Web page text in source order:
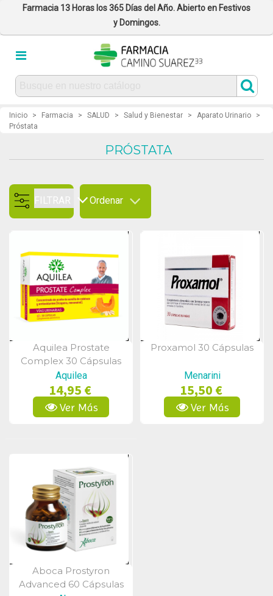
Farmacia 13 Horas los 365 Días del Año. Abierto en Festivos
y Domingos.
Inicio > Farmacia > SALUD > Salud y Bienestar > Aparato Urinario
>
Próstata
PRÓSTATA
FILTRAR Ordenar
Vista Rápida
Aquilea Prostate
Complex 30 Cápsulas
Aquilea
14,95 €
Ver Más
Vista Rápida
Proxamol 30 Cápsulas
Menarini
15,50 €
Ver Más
Vista Rápida
Aboca Prostyron
Advanced 60 Cápsulas